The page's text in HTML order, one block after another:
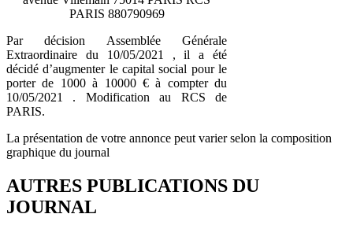
PARIS 880790969
Par décision Assemblée Générale
Extraordinaire du 10/05/2021 , il a été
décidé d’augmenter le capital social pour le
porter de 1000 à 10000 € à compter du
10/05/2021 . Modification au RCS de
PARIS.
La présentation de votre annonce peut varier selon la composition
graphique du journal
AUTRES PUBLICATIONS DU
JOURNAL